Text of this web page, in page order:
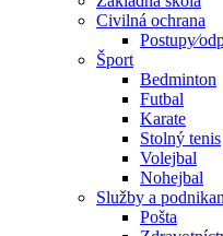
Civilná ochrana
Šport
Bedminton
Futbal
Karate
Stolný tenis
Volejbal
Nohejbal
Služby a
Pošta